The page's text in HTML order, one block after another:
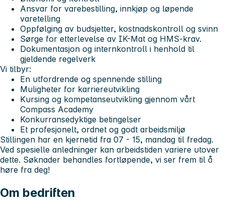
Ansvar for varebestilling, innkjøp og løpende
varetelling
Oppfølging av budsjetter, kostnadskontroll og svinn
Sørge for etterlevelse av IK-Mat og HMS-krav.
Dokumentasjon og internkontroll i henhold til
gjeldende regelverk
Vi tilbyr:
En utfordrende og spennende stilling
Muligheter for karriereutvikling
Kursing og kompetanseutvikling gjennom vårt
Compass Academy
Konkurransedyktige betingelser
Et profesjonelt, ordnet og godt arbeidsmiljø
Stillingen har en kjernetid fra 07 - 15, mandag til fredag.
Ved spesielle anledninger kan arbeidstiden variere utover
dette. Søknader behandles fortløpende, vi ser frem til å
høre fra deg!
Om bedriften